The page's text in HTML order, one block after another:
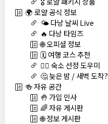
🌍 로얄 공식 정보
🌤️ 다낭 날씨 Live
🔥 다낭 타임즈
🌐 오피셜 정보
🗓️ 여행 코스 추천
🏊‍♀️ 숙소 선정 도우미
🤔 늦은 밤 / 새벽 도착?
🍻 자유 공간
🤚 가입 인사
🌈 자유 게시판
🌐 정보 게시판